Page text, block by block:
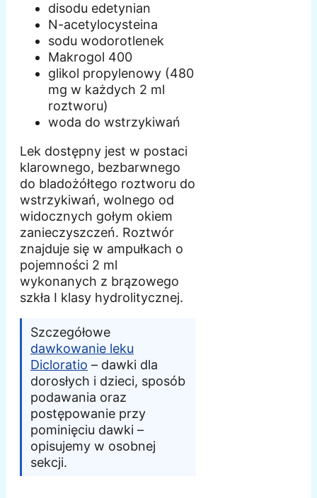
disodu edetynian
N-acetylocysteina
sodu wodorotlenek
Makrogol 400
glikol propylenowy (480
mg w każdych 2 ml
roztworu)
woda do wstrzykiwań
Lek dostępny jest w postaci
klarownego, bezbarwnego
do bladożółtego roztworu do
wstrzykiwań, wolnego od
widocznych gołym okiem
zanieczyszczeń. Roztwór
znajduje się w ampułkach o
pojemności 2 ml
wykonanych z brązowego
szkła I klasy hydrolitycznej.
Szczegółowe
dawkowanie leku
Dicloratio – dawki dla
dorosłych i dzieci, sposób
podawania oraz
postępowanie przy
pominięciu dawki –
opisujemy w osobnej
sekcji.